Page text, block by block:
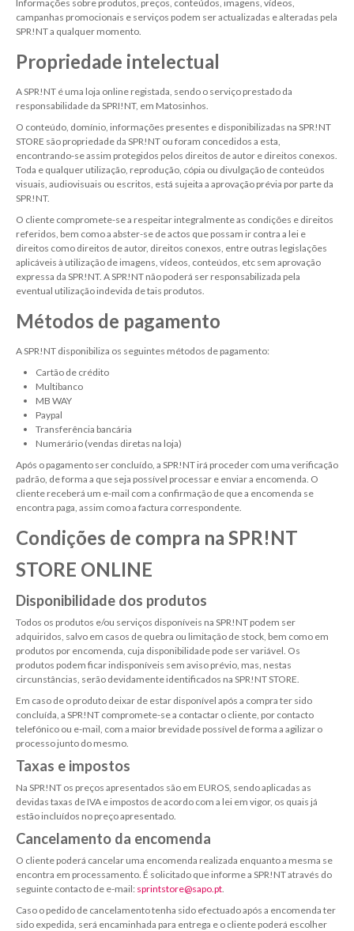
Informações sobre produtos, preços, conteúdos, imagens, vídeos,
campanhas promocionais e serviços podem ser actualizadas e alteradas pela
SPR!NT a qualquer momento.
Propriedade intelectual
A SPR!NT é uma loja online registada, sendo o serviço prestado da
responsabilidade da SPRI!NT, em Matosinhos.
O conteúdo, domínio, informações presentes e disponibilizadas na SPR!NT
STORE são propriedade da SPR!NT ou foram concedidos a esta,
encontrando-se assim protegidos pelos direitos de autor e direitos conexos.
Toda e qualquer utilização, reprodução, cópia ou divulgação de conteúdos
visuais, audiovisuais ou escritos, está sujeita a aprovação prévia por parte da
SPR!NT.
O cliente compromete-se a respeitar integralmente as condições e direitos
referidos, bem como a abster-se de actos que possam ir contra a lei e
direitos como direitos de autor, direitos conexos, entre outras legislações
aplicáveis à utilização de imagens, vídeos, conteúdos, etc sem aprovação
expressa da SPR!NT. A SPR!NT não poderá ser responsabilizada pela
eventual utilização indevida de tais produtos.
Métodos de pagamento
A SPR!NT disponibiliza os seguintes métodos de pagamento:
Cartão de crédito
Multibanco
MB WAY
Paypal
Transferência bancária
Numerário (vendas diretas na loja)
Após o pagamento ser concluído, a SPR!NT irá proceder com uma verificação
padrão, de forma a que seja possível processar e enviar a encomenda. O
cliente receberá um e-mail com a confirmação de que a encomenda se
encontra paga, assim como a factura correspondente.
Condições de compra na SPR!NT
STORE ONLINE
Disponibilidade dos produtos
Todos os produtos e/ou serviços disponíveis na SPR!NT podem ser
adquiridos, salvo em casos de quebra ou limitação de stock, bem como em
produtos por encomenda, cuja disponibilidade pode ser variável. Os
produtos podem ficar indisponíveis sem aviso prévio, mas, nestas
circunstâncias, serão devidamente identificados na SPR!NT STORE.
Em caso de o produto deixar de estar disponível após a compra ter sido
concluída, a SPR!NT compromete-se a contactar o cliente, por contacto
telefónico ou e-mail, com a maior brevidade possível de forma a agilizar o
processo junto do mesmo.
Taxas e impostos
Na SPR!NT os preços apresentados são em EUROS, sendo aplicadas as
devidas taxas de IVA e impostos de acordo com a lei em vigor, os quais já
estão incluídos no preço apresentado.
Cancelamento da encomenda
O cliente poderá cancelar uma encomenda realizada enquanto a mesma se
encontra em processamento. É solicitado que informe a SPR!NT através do
seguinte contacto de e-mail: sprintstore@sapo.pt.
Caso o pedido de cancelamento tenha sido efectuado após a encomenda ter
sido expedida, será encaminhada para entrega e o cliente poderá escolher